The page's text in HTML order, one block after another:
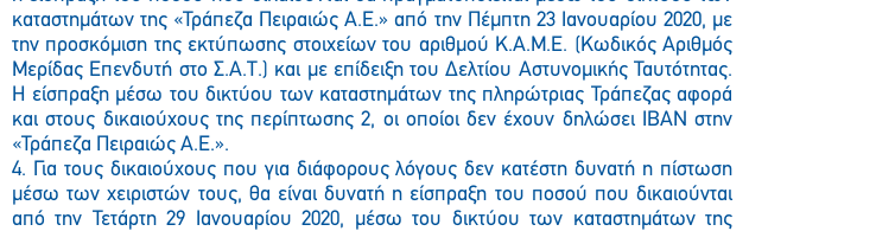
καταστημάτων της «Τράπεζα Πειραιώς Α.Ε.» από την Πέμπτη 23 Ιανουαρίου 2020, με
την προσκόμιση της εκτύπωσης στοιχείων του αριθμού Κ.Α.Μ.Ε. (Κωδικός Αριθμός
Μερίδας Επενδυτή στο Σ.Α.Τ.) και με επίδειξη του Δελτίου Αστυνομικής Ταυτότητας.
Η είσπραξη μέσω του δικτύου των καταστημάτων της πληρώτριας Τράπεζας αφορά
και στους δικαιούχους της περίπτωσης 2, οι οποίοι δεν έχουν δηλώσει IBAN στην
«Τράπεζα Πειραιώς Α.Ε.».
4. Για τους δικαιούχους που για διάφορους λόγους δεν κατέστη δυνατή η πίστωση
μέσω των χειριστών τους, θα είναι δυνατή η είσπραξη του ποσού που δικαιούνται
από την Τετάρτη 29 Ιανουαρίου 2020, μέσω του δικτύου των καταστημάτων της